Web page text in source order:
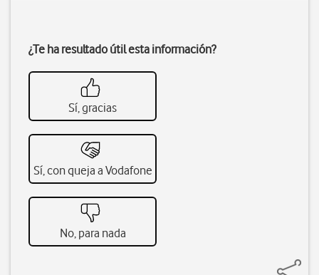
¿Te ha resultado útil esta información?
Sí, gracias
Sí, con queja a Vodafone
No, para nada